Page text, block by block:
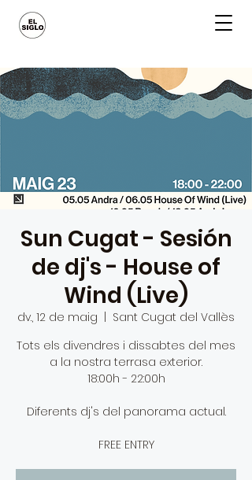
Sun Cugat - Sesión
de dj's - House of
Wind (Live)
dv., 12 de maig
Sant Cugat del Vallès
Tots els divendres i dissabtes del mes
a la nostra terrasa exterior.
18:00h - 22:00h
Diferents dj's del panorama actual.
FREE ENTRY